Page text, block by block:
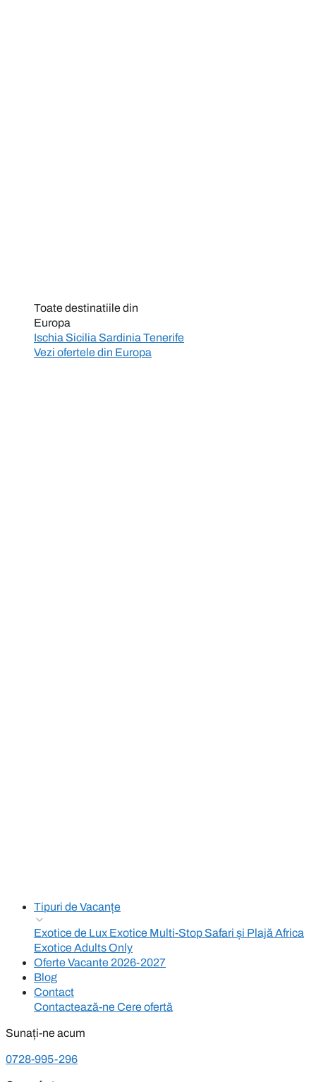
Toate destinatiile din
Europa
Ischia Sicilia Sardinia Tenerife
Vezi ofertele din Europa
Tipuri de Vacanțe
Exotice de Lux Exotice Multi-Stop Safari și Plajă Africa
Exotice Adults Only
Oferte Vacante 2026-2027
Blog
Contact
Contactează-neCere ofertă
Sunați-ne acum
0728-995-296